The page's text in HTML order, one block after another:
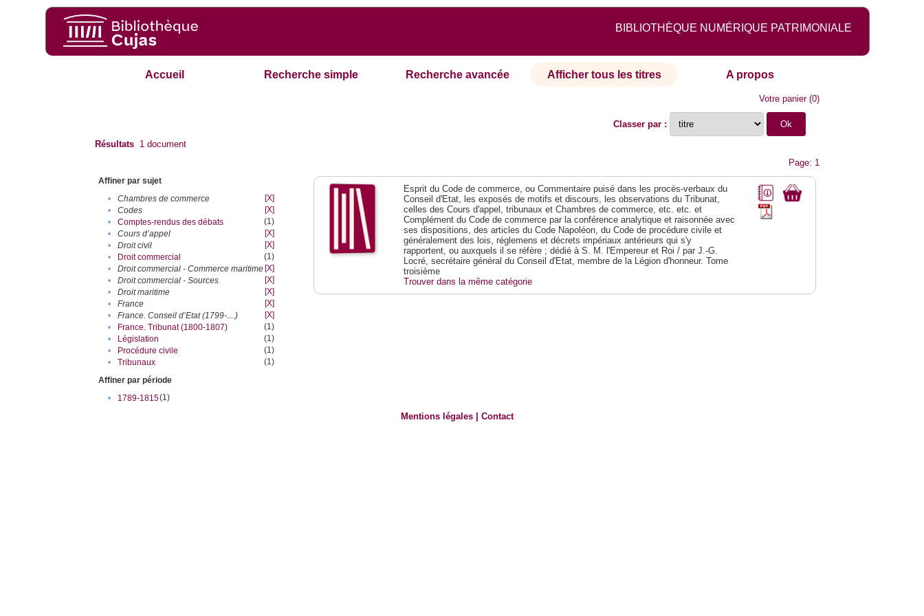
BIBLIOTHÈQUE NUMÉRIQUE PATRIMONIALE
Accueil Recherche simple Recherche avancée Afficher tous les titres A propos
Votre panier(0)
Classer par :
Résultats 1 document
Page: 1
Affiner par sujet
•
Chambres de commerce
[X]
•
Codes
[X]
•
Comptes-rendus des débats
(1)
•
Cours d’appel
[X]
•
Droit civil
[X]
•
Droit commercial
(1)
•
Droit commercial - Commerce maritime [X]
•
Droit commercial - Sources
[X]
•
Droit maritime
[X]
•
France
[X]
•
France. Conseil d’Etat (1799-....)
[X]
•
France. Tribunat (1800-1807)
(1)
•
Législation
(1)
•
Procédure civile
(1)
•
Tribunaux
(1)
Affiner par période
•
1789-1815(1)
Esprit du Code de commerce, ou Commentaire puisé dans les procès-verbaux du
Conseil d'Etat, les exposés de motifs et discours, les observations du Tribunat,
celles des Cours d'appel, tribunaux et Chambres de commerce, etc. etc. et
Complément du Code de commerce par la conférence analytique et raisonnée avec
ses dispositions, des articles du Code Napoléon, du Code de procédure civile et
généralement des lois, réglemens et décrets impériaux antérieurs qui s'y
rapportent, ou auxquels il se réfère ; dédié à S. M. l'Empereur et Roi / par J.-G.
Locré, secrétaire général du Conseil d'Etat, membre de la Légion d'honneur. Tome
troisième
Trouver dans la même catégorie
Mentions légales |Contact